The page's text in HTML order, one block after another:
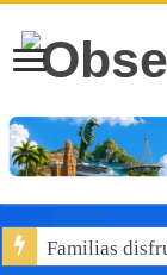
Familias